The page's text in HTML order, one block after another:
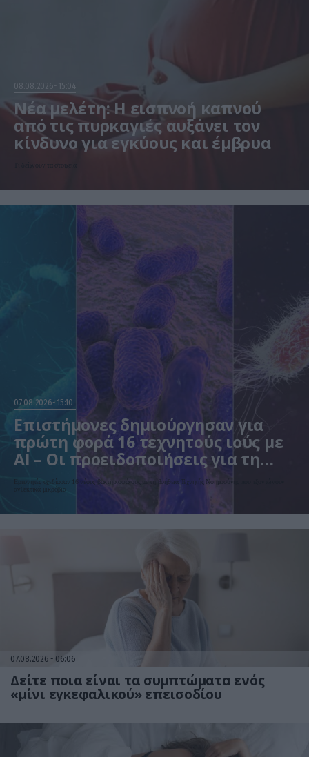
08.08.2026 15:04
Νέα μελέτη: Η εισπνοή καπνού
από τις πυρκαγιές αυξάνει τον
κίνδυνο για εγκύους και έμβρυα
07.08.2026 15:10
Επιστήμονες δημιούργησαν για
πρώτη φορά 16 τεχνητούς ιούς με
AI – Οι προειδοποιήσεις για τη
βιοασφάλεια
Ερευνητές σχεδίασαν 16 νέους βακτηριοφάγους με τη βοήθεια Τεχνητής Νοημοσύνης που εξοντώνουν
ανθεκτικά μικρόβια
07.08.2026 06:06
Δείτε ποια είναι τα συμπτώματα ενός
«μίνι εγκεφαλικού» επεισοδίου